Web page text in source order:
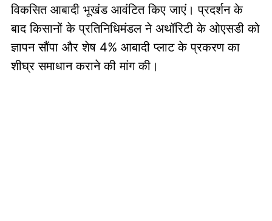
विकसित आबादी भूखंड आवंटित किए जाएं। प्रदर्शन के
बाद किसानों के प्रतिनिधिमंडल ने अथॉरिटी के ओएसडी को
ज्ञापन सौंपा और शेष 4% आबादी प्लाट के प्रकरण का
शीघ्र समाधान कराने की मांग की।